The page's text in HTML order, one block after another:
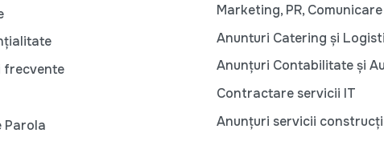
frecvente
Parola
Marketing, PR, Comunicare
Anunturi Catering și
Anunțuri Contabilitate și
Contractare servicii IT
Anunțuri servicii